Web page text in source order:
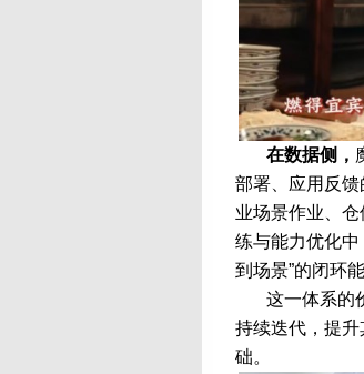
在数据侧，
部署、应用反
业场景作业、
练与能力优化中
到场景”的闭环能
这一体系的
持续迭代，提
础。